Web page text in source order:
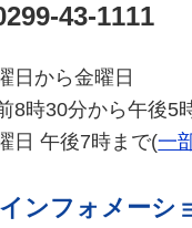
43-1111
日から金曜日
8時30分から午後5
日 午後7時まで(一
ンフォメーシ